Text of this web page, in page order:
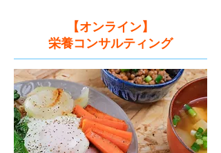
​【オンライン】
栄養コンサルティング